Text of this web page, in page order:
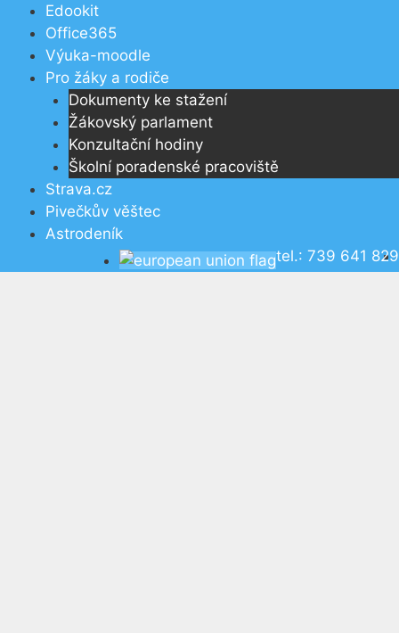
Přeskočit
obsah
Edookit
Office365
Výuka-moodle
Pro žáky a rodiče
Dokumenty ke stažení
Žákovský parlament
Konzultační hodiny
Školní poradenské pracoviště
Strava.cz
Pivečkův věštec
Astrodeník
tel.: 739 641 829